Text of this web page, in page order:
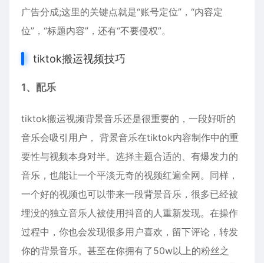
广告分成;这里的关键点就是“账号定位”，“内容定
位”，“标题内容”，还有“不要侵权”。
tiktok搬运视频技巧
1、配乐
tiktok搬运视频背景音乐还是很重要的，一段好听的
音乐会吸引用户， 背景音乐在tiktok内容制作中的重
要性与视频本身对半。选择主题合适的、有爆发力的
音乐，也能让一个平淡无奇的视频红遍全网。同样，
一个好的视频也可以带来一段背景音乐，很多已经被
埋没的独立音乐人被使用抖音的人重新发现。在操作
过程中，你也会发现很多用户喜欢，留下评论，转发
你的背景音乐。甚至在你拥有了50w以上的粉丝之